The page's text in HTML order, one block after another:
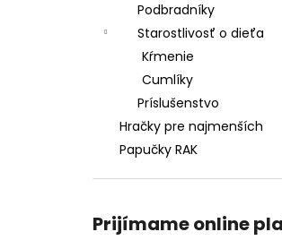
Podbradníky
Starostlivosť o dieťa
Kŕmenie
Cumlíky
Príslušenstvo
Hračky pre najmenších
Papučky RAK
Prijímame online